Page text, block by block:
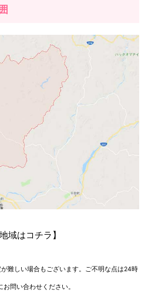
域はコチラ】
難しい場合もございます。ご不明な点は24時
お問い合わせください。